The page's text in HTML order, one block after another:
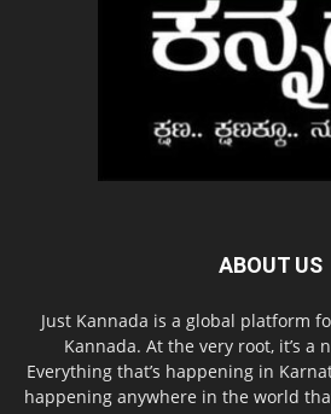
ABOUT US
Just Kannada is a global platform
Kannada. At the very root, it’s a
Everything that’s happening in
happening anywhere in the world